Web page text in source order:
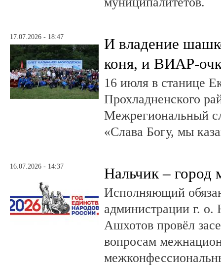
17.07.2026 - 18:47
И владение
коня, и ВИАР-
16 июля в станице
Прохладненского
Межрегиональный
«Слава Богу, мы
16.07.2026 - 14:37 Нальчик – город
Исполняющий
администрации г. о.
Ашхотов провёл
вопросам